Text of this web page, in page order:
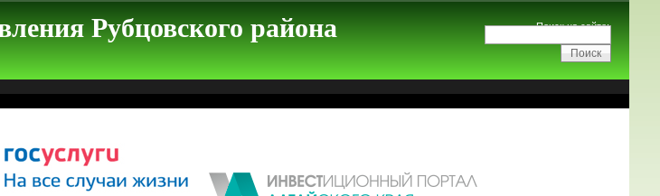
Рубцовского района Поиск на сайте: